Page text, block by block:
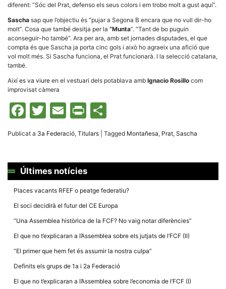
diferent: “Sóc del Prat, defenso els seus colors i em trobo molt a gust aquí”.
Sascha sap que l’objectiu és “pujar a Segona B encara que no vull dir-ho
molt”. Cosa que també desitja per la “Munta”. “Tant de bo puguin
aconseguir-ho també”. Ara per ara, amb set jornades disputades, el que
compta és que Sascha ja porta cinc gols i això ho agraeix una afició que
vol molt més. Si Sascha funciona, el Prat funcionarà. I la selecció catalana,
també.
Així es va viure en el vestuari dels potablava amb Ignacio Rosillo com
improvisat càmera
Facebook
Twitter
Email
Print
Publicat a 3a Federació, Titulars Tagged Montañesa, Prat, Sascha
Últimes notícies
Places vacants RFEF o peatge federatiu?
El soci decidirà el futur del CE Europa
“Una Assemblea històrica de la FCF? No vaig notar diferències”
El que no t’explicaran a l’Assemblea sobre els jutjats de l’FCF (II)
“El primer que hem fet és assumir la nostra culpa”
Definits els grups de 1a i 2a Federació
El que no t’explicaran a l’Assemblea sobre l’economia de l’FCF (I)
Estadístiques
Recopilem
dades
estadístiques
de manera
anònima d'ús
la funcionalitat
d'usuari
dades en el seu
possible. Si
aquestes
algunes